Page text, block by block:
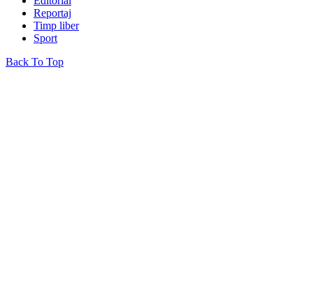
Reportaj
Timp liber
Sport
Back To Top